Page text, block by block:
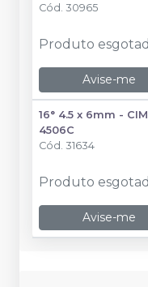
Cód. 30965
Produto
Avise-me
16° 4.5 x 6mm - CIM
4506C
Cód. 31634
Produto
Avise-me